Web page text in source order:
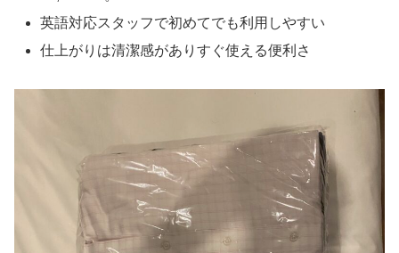
英語対応スタッフで初めてでも利用しやすい
仕上がりは清潔感がありすぐ使える便利さ